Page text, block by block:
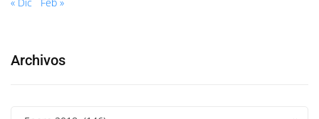
Archivos